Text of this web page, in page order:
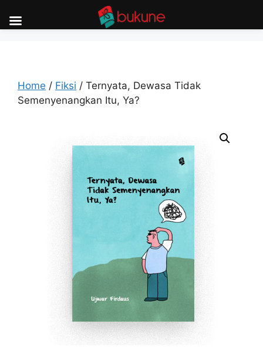
Home / Fiksi / Ternyata, Dewasa Tidak
Semenyenangkan Itu, Ya?